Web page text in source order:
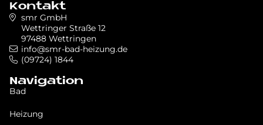
Kontakt
smr GmbH
Wettringer Straße 12
97488 Wettringen
info@smr-bad-heizung.de
(09724) 1844
Navigation
Bad
Heizung